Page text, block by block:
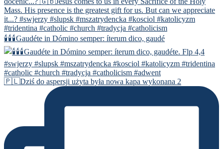
🕯️🕯️🕯️Gaudéte in Dómino semper: íterum dico, gaudé
🇵🇱Dziś do aspersji użyta była nowa kapa wykonana 2